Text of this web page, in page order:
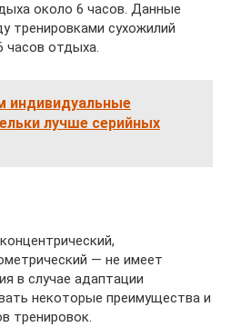
около 6 часов. Данные
тренировками сухожилий
часов отдыха.
индивидуальные
лучше серийных
— не имеет
в случае адаптации
некоторые преимущества и
тренировок.